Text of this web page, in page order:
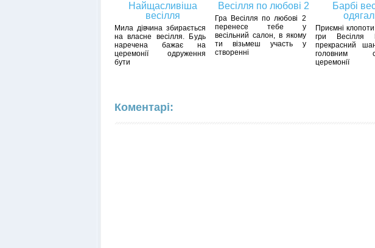
Найщасливіша
весілля
Мила дівчина збирається
на власне весілля. Будь
наречена бажає на
церемонії одруження
бути
Весілля по любові 2
Гра Весілля по любові 2
перенесе тебе у
весільний салон, в якому
ти візьмеш участь у
створенні
Барбі
Приємні
гри Весілля
прекрасний
головним
церемонії
Коментарі: